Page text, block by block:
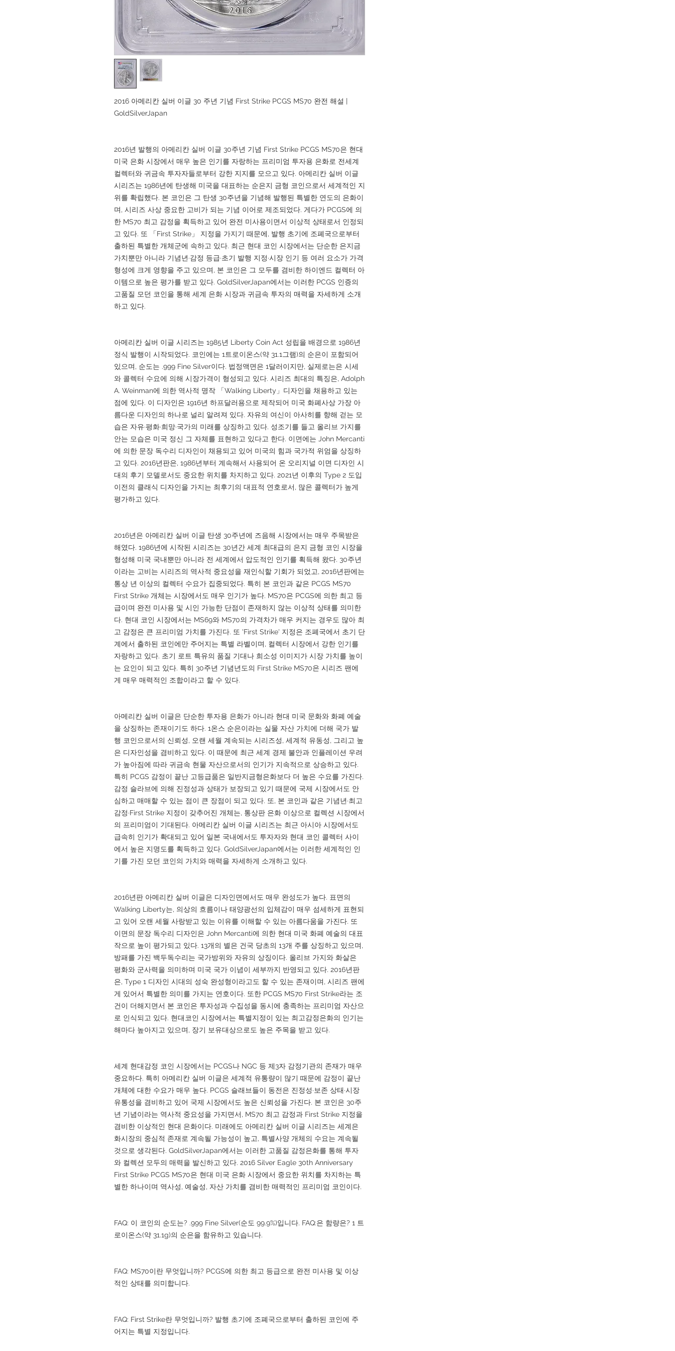
2016 아메리칸 실버 이글 30 주년 기념 First Strike PCGS MS70 완전 해설 |
GoldSilverJapan
2016년 발행의 아메리칸 실버 이글 30주년 기념 First Strike PCGS MS70은 현대
미국 은화 시장에서 매우 높은 인기를 자랑하는 프리미엄 투자용 은화로 전세계
컬렉터와 귀금속 투자자들로부터 강한 지지를 모으고 있다. 아메리칸 실버 이글
시리즈는 1986년에 탄생해 미국을 대표하는 순은지 금형 코인으로서 세계적인 지
위를 확립했다. 본 코인은 그 탄생 30주년을 기념해 발행된 특별한 연도의 은화이
며, 시리즈 사상 중요한 고비가 되는 기념 이어로 제조되었다. 게다가 PCGS에 의
한 MS70 최고 감정을 획득하고 있어 완전 미사용이면서 이상적 상태로서 인정되
고 있다. 또 「First Strike」 지정을 가지기 때문에, 발행 초기에 조폐국으로부터
출하된 특별한 개체군에 속하고 있다. 최근 현대 코인 시장에서는 단순한 은지금
가치뿐만 아니라 기념년·감정 등급·초기 발행 지정·시장 인기 등 여러 요소가 가격
형성에 크게 영향을 주고 있으며, 본 코인은 그 모두를 겸비한 하이엔드 컬렉터 아
이템으로 높은 평가를 받고 있다. GoldSilverJapan에서는 이러한 PCGS 인증의
고품질 모던 코인을 통해 세계 은화 시장과 귀금속 투자의 매력을 자세하게 소개
하고 있다.
아메리칸 실버 이글 시리즈는 1985년 Liberty Coin Act 성립을 배경으로 1986년
정식 발행이 시작되었다. 코인에는 1트로이온스(약 31.1그램)의 순은이 포함되어
있으며, 순도는 .999 Fine Silver이다. 법정액면은 1달러이지만, 실제로는은 시세
와 콜렉터 수요에 의해 시장가격이 형성되고 있다. 시리즈 최대의 특징은, Adolph
A. Weinman에 의한 역사적 명작 「Walking Liberty」디자인을 채용하고 있는
점에 있다. 이 디자인은 1916년 하프달러용으로 제작되어 미국 화폐사상 가장 아
름다운 디자인의 하나로 널리 알려져 있다. 자유의 여신이 아사히를 향해 걷는 모
습은 자유·평화·희망·국가의 미래를 상징하고 있다. 성조기를 들고 올리브 가지를
안는 모습은 미국 정신 그 자체를 표현하고 있다고 한다. 이면에는 John Mercanti
에 의한 문장 독수리 디자인이 채용되고 있어 미국의 힘과 국가적 위엄을 상징하
고 있다. 2016년판은, 1986년부터 계속해서 사용되어 온 오리지널 이면 디자인 시
대의 후기 모델로서도 중요한 위치를 차지하고 있다. 2021년 이후의 Type 2 도입
이전의 클래식 디자인을 가지는 최후기의 대표적 연호로서, 많은 콜렉터가 높게
평가하고 있다.
2016년은 아메리칸 실버 이글 탄생 30주년에 즈음해 시장에서는 매우 주목받은
해였다. 1986년에 시작된 시리즈는 30년간 세계 최대급의 은지 금형 코인 시장을
형성해 미국 국내뿐만 아니라 전 세계에서 압도적인 인기를 획득해 왔다. 30주년
이라는 고비는 시리즈의 역사적 중요성을 재인식할 기회가 되었고, 2016년판에는
통상 년 이상의 컬렉터 수요가 집중되었다. 특히 본 코인과 같은 PCGS MS70
First Strike 개체는 시장에서도 매우 인기가 높다. MS70은 PCGS에 의한 최고 등
급이며 완전 미사용 및 시인 가능한 단점이 존재하지 않는 이상적 상태를 의미한
다. 현대 코인 시장에서는 MS69와 MS70의 가격차가 매우 커지는 경우도 많아 최
고 감정은 큰 프리미엄 가치를 가진다. 또 'First Strike' 지정은 조폐국에서 초기 단
계에서 출하된 코인에만 주어지는 특별 라벨이며, 컬렉터 시장에서 강한 인기를
자랑하고 있다. 초기 로트 특유의 품질 기대나 희소성 이미지가 시장 가치를 높이
는 요인이 되고 있다. 특히 30주년 기념년도의 First Strike MS70은 시리즈 팬에
게 매우 매력적인 조합이라고 할 수 있다.
아메리칸 실버 이글은 단순한 투자용 은화가 아니라 현대 미국 문화와 화폐 예술
을 상징하는 존재이기도 하다. 1온스 순은이라는 실물 자산 가치에 더해 국가 발
행 코인으로서의 신뢰성, 오랜 세월 계속되는 시리즈성, 세계적 유동성, 그리고 높
은 디자인성을 겸비하고 있다. 이 때문에 최근 세계 경제 불안과 인플레이션 우려
가 높아짐에 따라 귀금속 현물 자산으로서의 인기가 지속적으로 상승하고 있다.
특히 PCGS 감정이 끝난 고등급품은 일반지금형은화보다 더 높은 수요를 가진다.
감정 슬라브에 의해 진정성과 상태가 보장되고 있기 때문에 국제 시장에서도 안
심하고 매매할 수 있는 점이 큰 장점이 되고 있다. 또, 본 코인과 같은 기념년·최고
감정·First Strike 지정이 갖추어진 개체는, 통상판 은화 이상으로 컬렉션 시장에서
의 프리미엄이 기대된다. 아메리칸 실버 이글 시리즈는 최근 아시아 시장에서도
급속히 인기가 확대되고 있어 일본 국내에서도 투자자와 현대 코인 콜렉터 사이
에서 높은 지명도를 획득하고 있다. GoldSilverJapan에서는 이러한 세계적인 인
기를 가진 모던 코인의 가치와 매력을 자세하게 소개하고 있다.
2016년판 아메리칸 실버 이글은 디자인면에서도 매우 완성도가 높다. 표면의
Walking Liberty는, 의상의 흐름이나 태양광선의 입체감이 매우 섬세하게 표현되
고 있어 오랜 세월 사랑받고 있는 이유를 이해할 수 있는 아름다움을 가진다. 또
이면의 문장 독수리 디자인은 John Mercanti에 의한 현대 미국 화폐 예술의 대표
작으로 높이 평가되고 있다. 13개의 별은 건국 당초의 13개 주를 상징하고 있으며,
방패를 가진 백두독수리는 국가방위와 자유의 상징이다. 올리브 가지와 화살은
평화와 군사력을 의미하며 미국 국가 이념이 세부까지 반영되고 있다. 2016년판
은, Type 1 디자인 시대의 성숙 완성형이라고도 할 수 있는 존재이며, 시리즈 팬에
게 있어서 특별한 의미를 가지는 연호이다. 또한 PCGS MS70 First Strike라는 조
건이 더해지면서 본 코인은 투자성과 수집성을 동시에 충족하는 프리미엄 자산으
로 인식되고 있다. 현대코인 시장에서는 특별지정이 있는 최고감정은화의 인기는
해마다 높아지고 있으며, 장기 보유대상으로도 높은 주목을 받고 있다.
세계 현대감정 코인 시장에서는 PCGS나 NGC 등 제3자 감정기관의 존재가 매우
중요하다. 특히 아메리칸 실버 이글은 세계적 유통량이 많기 때문에 감정이 끝난
개체에 대한 수요가 매우 높다. PCGS 슬래브들이 동전은 진정성·보존 상태·시장
유통성을 겸비하고 있어 국제 시장에서도 높은 신뢰성을 가진다. 본 코인은 30주
년 기념이라는 역사적 중요성을 가지면서, MS70 최고 감정과 First Strike 지정을
겸비한 이상적인 현대 은화이다. 미래에도 아메리칸 실버 이글 시리즈는 세계은
화시장의 중심적 존재로 계속될 가능성이 높고, 특별사양 개체의 수요는 계속될
것으로 생각된다. GoldSilverJapan에서는 이러한 고품질 감정은화를 통해 투자
와 컬렉션 모두의 매력을 발신하고 있다. 2016 Silver Eagle 30th Anniversary
First Strike PCGS MS70은 현대 미국 은화 시장에서 중요한 위치를 차지하는 특
별한 하나이며 역사성, 예술성, 자산 가치를 겸비한 매력적인 프리미엄 코인이다.
FAQ: 이 코인의 순도는? .999 Fine Silver(순도 99.9%)입니다. FAQ:은 함량은? 1 트
로이온스(약 31.1g)의 순은을 함유하고 있습니다.
FAQ: MS70이란 무엇입니까? PCGS에 의한 최고 등급으로 완전 미사용 및 이상
적인 상태를 의미합니다.
FAQ: First Strike란 무엇입니까? 발행 초기에 조폐국으로부터 출하된 코인에 주
어지는 특별 지정입니다.